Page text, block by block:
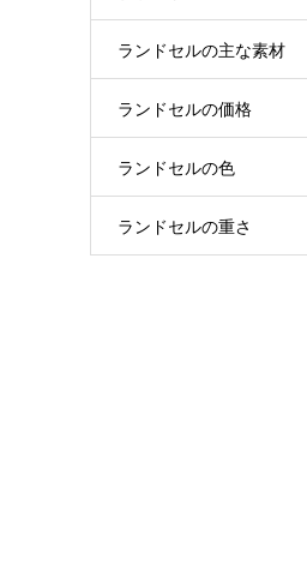
ランドセルの主な素材
ランドセルの価格
ランドセルの色
ランドセルの重さ